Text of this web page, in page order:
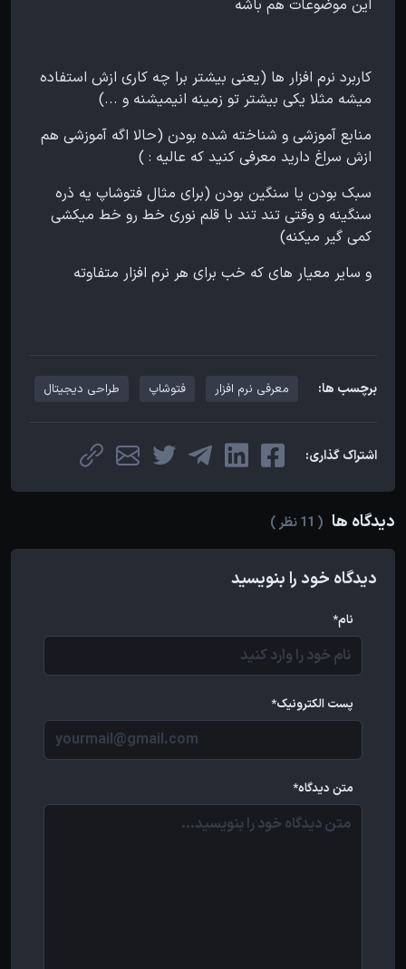
این موضوعات هم باشه
کاربرد نرم افزار ها (یعنی بیشتر برا چه کاری ازش استفاده
میشه مثلا یکی بیشتر تو زمینه انیمیشنه و ...)
منابع آموزشی و شناخته شده بودن (حالا اگه آموزشی هم
ازش سراغ دارید معرفی کنید که عالیه : )
سبک بودن یا سنگین بودن (برای مثال فتوشاپ یه ذره
سنگینه و وقتی تند تند با قلم نوری خط رو خط میکشی
کمی گیر میکنه)
و سایر معیار های که خب برای هر نرم افزار متفاوته
برچسب ها: معرفی نرم افزار فتوشاپ طراحی دیجیتال
اشتراک گذاری:
دیدگاه ها ( 11 نظر )
دیدگاه خود را بنویسید
نام*
پست الکترونیک*
متن دیدگاه*